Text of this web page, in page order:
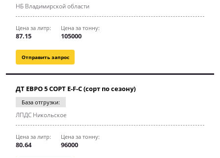
Отправить запрос
НБ Владимирской области
Цена за литр:
87.15
Цена за тонну:
105000
ДТ ЕВРО 5 СОРТ E-F-C (сорт по сезону)
База отгрузки:
ЛПДС Никольское
Цена за литр:
80.64
Цена за тонну:
96000